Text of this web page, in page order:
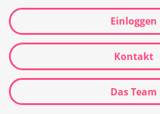
Einloggen
Kontakt
Das Team